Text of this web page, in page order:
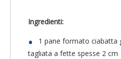
Ingredienti:
1 pane formato ciabatta
tagliata a fette spesse 2 cm